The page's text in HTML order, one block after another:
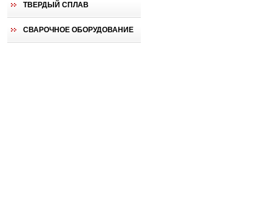
ТВЕРДЫЙ СПЛАВ
СВАРОЧНОЕ ОБОРУДОВАНИЕ